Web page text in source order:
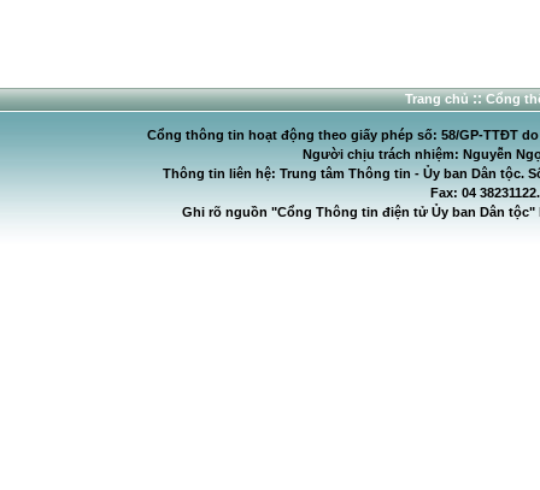
Trang chủ:: Cổng
Cổng thông tin hoạt động theo giấy phép số: 58/GP-TTĐT
Người chịu trách nhiệm: Nguyễn
Thông tin liên hệ: Trung tâm Thông tin - Ủy ban Dân tộc.
Fax: 04
Ghi rõ nguồn "Cổng Thông tin điện tử Ủy ban Dân